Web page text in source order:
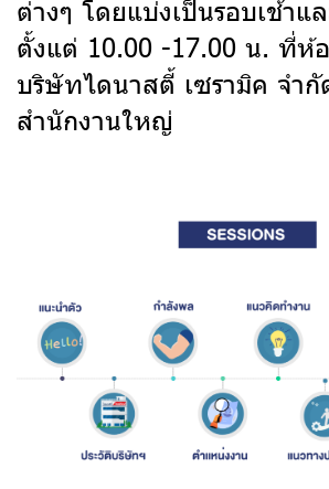
ต่างๆ โดยแบ่งเป็นรอบเช้าแ
ตั้งแต่ 10.00 -17.00 น. ที่ห้
บริษัทไดนาสตี้ เซรามิค จำ
สำนักงานใหญ่